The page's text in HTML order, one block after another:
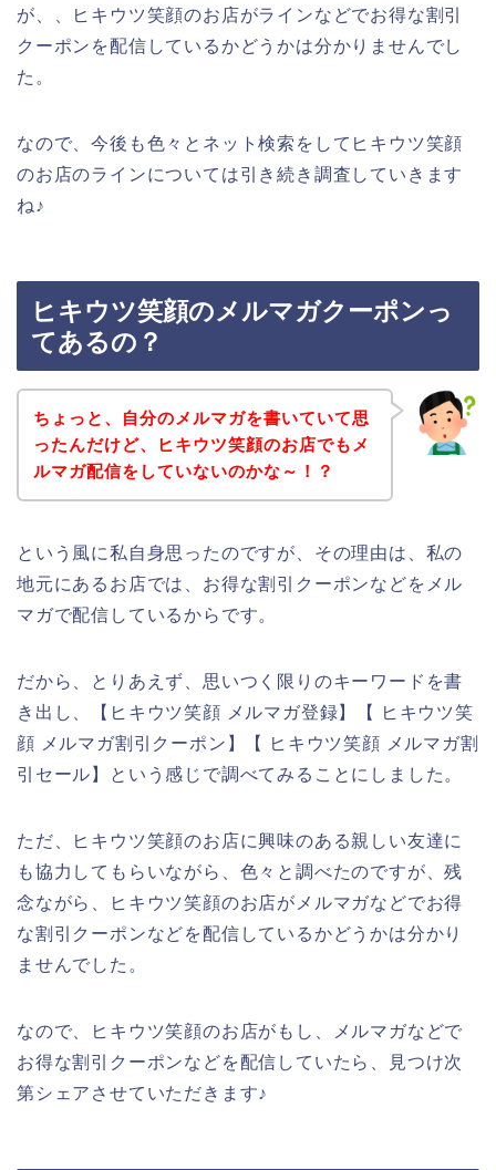
が、、ヒキウツ笑顔のお店がラインなどでお得な割引
クーポンを配信しているかどうかは分かりませんでし
た。
なので、今後も色々とネット検索をしてヒキウツ笑顔
のお店のラインについては引き続き調査していきます
ね♪
ヒキウツ笑顔のメルマガクーポンっ
てあるの？
ちょっと、自分のメルマガを書いていて思
ったんだけど、ヒキウツ笑顔のお店でもメ
ルマガ配信をしていないのかな～！？
という風に私自身思ったのですが、その理由は、私の
地元にあるお店では、お得な割引クーポンなどをメル
マガで配信しているからです。
だから、とりあえず、思いつく限りのキーワードを書
き出し、【ヒキウツ笑顔 メルマガ登録】【 ヒキウツ笑
顔 メルマガ割引クーポン】【 ヒキウツ笑顔 メルマガ割
引セール】という感じで調べてみることにしました。
ただ、ヒキウツ笑顔のお店に興味のある親しい友達に
も協力してもらいながら、色々と調べたのですが、残
念ながら、ヒキウツ笑顔のお店がメルマガなどでお得
な割引クーポンなどを配信しているかどうかは分かり
ませんでした。
なので、ヒキウツ笑顔のお店がもし、メルマガなどで
お得な割引クーポンなどを配信していたら、見つけ次
第シェアさせていただきます♪